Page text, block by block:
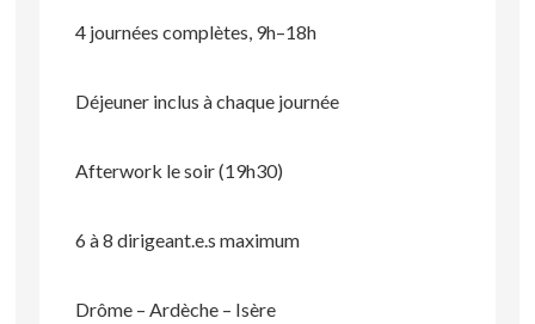
4 journées complètes, 9h–18h
Déjeuner inclus à chaque journée
Afterwork le soir (19h30)
6 à 8 dirigeant.e.s maximum
Drôme – Ardèche – Isère